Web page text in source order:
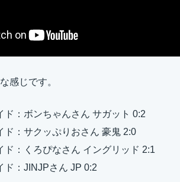
感じです。
ド：ボンちゃんさん サガット 0:2
ド：サクッぷりおさん 豪鬼 2:0
ド：くろぴなさん イングリッド 2:1
ド：JINJPさん JP 0:2